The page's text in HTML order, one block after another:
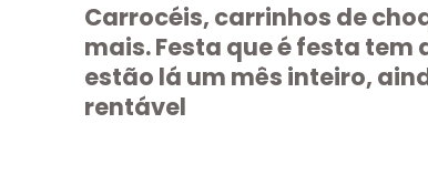
Carrocéis, carrinhos de
mais. Festa que é festa tem
estão lá um mês inteiro,
rentável